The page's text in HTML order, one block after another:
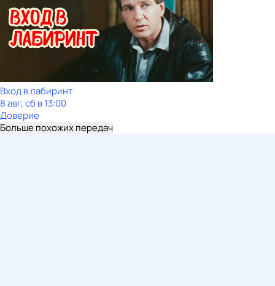
Вход в лабиринт
8 авг, сб в 13:00
Доверие
Больше похожих передач